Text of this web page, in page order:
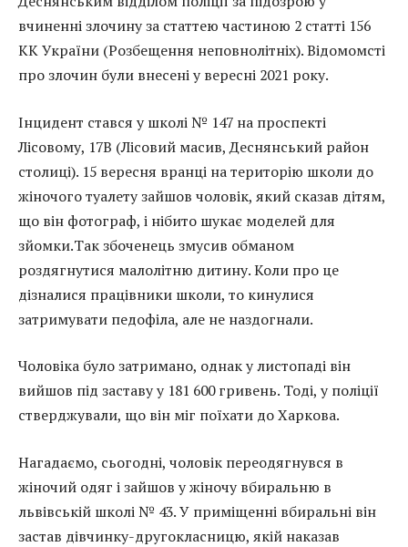
вчиненні злочину за статтею частиною 2 статті 156
KK України (Розбещення неповнолітніх). Відомомсті
про злочин були внесені у вересні 2021 року.
Інцидент стався у школі № 147 на проспекті
Лісовому, 17В (Лісовий масив, Деснянський район
столиці). 15 вересня вранці на територію школи до
жіночого туалету зайшов чоловік, який сказав дітям,
що він фотограф, і нібито шукає моделей для
зйомки.Так збоченець змусив обманом
роздягнутися малолітню дитину. Коли про це
дізналися працівники школи, то кинулися
затримувати педофіла, але не наздогнали.
Чоловіка було затримано, однак у листопаді він
вийшов під заставу у 181 600 гривень. Тоді, у поліції
стверджували, що він міг поїхати до Харкова.
Нагадаємо, сьогодні, чоловік переодягнувся в
жіночий одяг і зайшов у жіночу вбиральню в
львівській школі № 43. У приміщенні вбиральні він
застав дівчинку-другокласницю, якій наказав